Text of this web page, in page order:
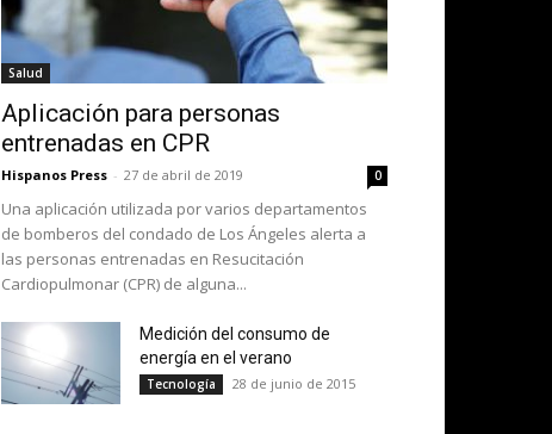
Salud
Aplicación para personas
entrenadas en CPR
Hispanos Press - 27 de abril de 2019 0
Una aplicación utilizada por varios departamentos
de bomberos del condado de Los Ángeles alerta a
las personas entrenadas en Resucitación
Cardiopulmonar (CPR) de alguna...
Medición del consumo de
energía en el verano
Tecnología 28 de junio de 2015